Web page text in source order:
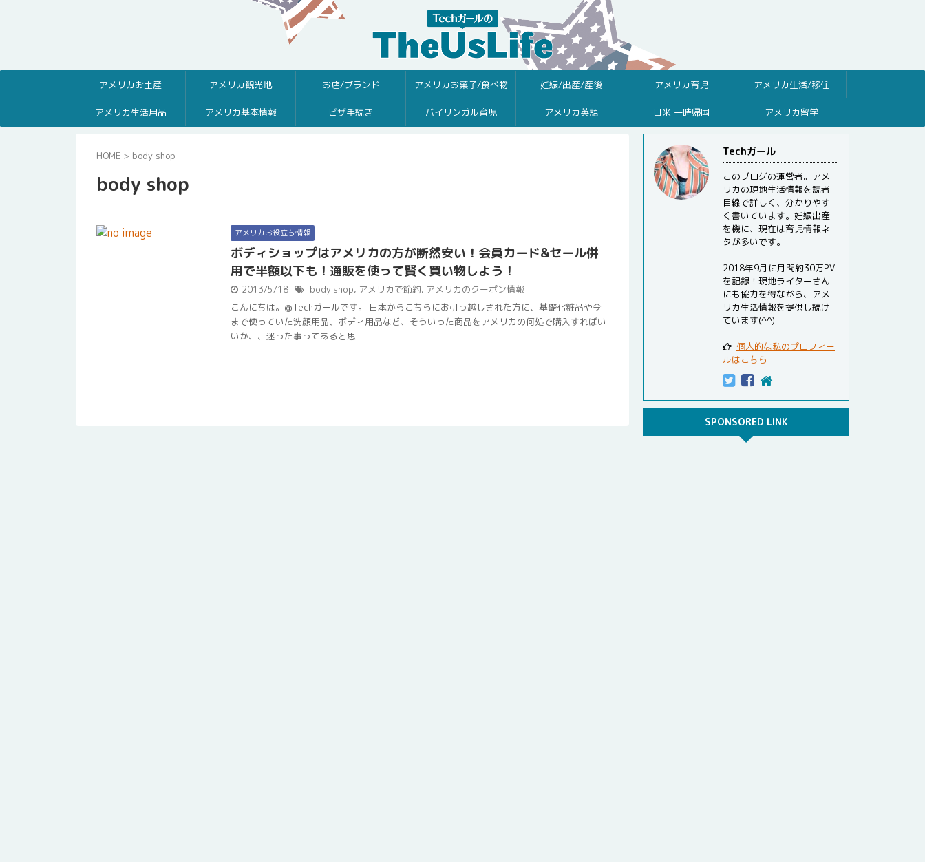
アメリカお土産 アメリカ観光地 お店/ブランド アメリカお菓子/食べ物 妊娠/出産/産後 アメリカ育児 アメリカ生活/移住
アメリカ生活用品 アメリカ基本情報 ビザ手続き バイリンガル育児 アメリカ英語 日米 一時帰国 アメリカ留学
HOME > body shop
body shop
アメリカお役立ち情報
ボディショップはアメリカの方が断然安い！会員カード&セール併
用で半額以下も！通販を使って賢く買い物しよう！
2013/5/18 body shop, アメリカで節約, アメリカのクーポン情報
こんにちは。@Techガールです。 日本からこちらにお引っ越しされた方に、基礎化粧品や今
まで使っていた洗顔用品、ボディ用品など、そういった商品をアメリカの何処で購入すればい
いか、、迷った事ってあると思 ...
Techガール
このブログの運営者。アメ
リカの現地生活情報を読者
目線で詳しく、分かりやす
く書いています。妊娠出産
を機に、現在は育児情報ネ
タが多いです。
2018年9月に月間約30万PV
を記録！現地ライターさん
にも協力を得ながら、アメ
リカ生活情報を提供し続け
ています(^^)
個人的な私のプロフィー
ルはこちら
SPONSORED LINK